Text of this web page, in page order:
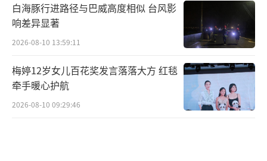
白海豚行进路径与巴威高度相似 台风影
响差异显著
2026-08-10 13:59:11
梅婷12岁女儿百花奖发言落落大方 红毯
牵手暖心护航
2026-08-10 09:29:46